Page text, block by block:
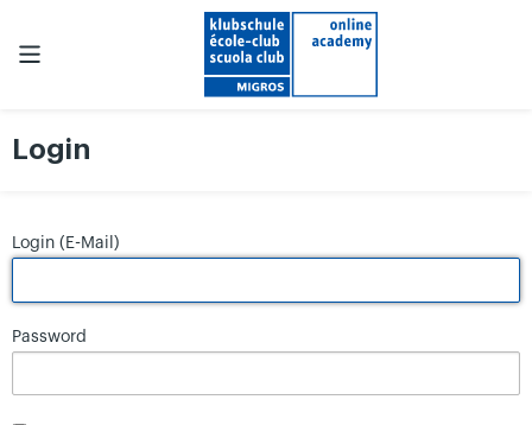
Login
Login (E-Mail)
Password